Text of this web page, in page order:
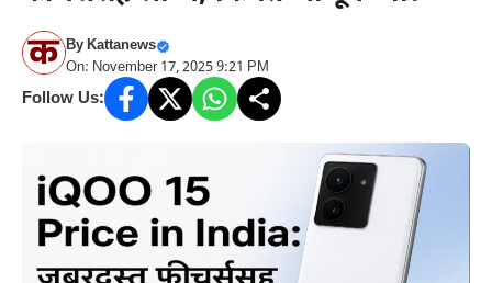
ByKattanews
On: November 17, 2025 9:21 PM
Follow Us: